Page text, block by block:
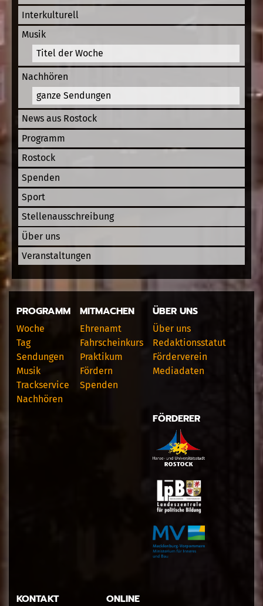
Interkulturell
Musik
Titel der Woche
Nachhören
ganze Sendungen
News aus Rostock
Programm
Rostock
Spenden
Sport
Stellenausschreibung
Über uns
Veranstaltungen
PROGRAMM
Woche
Tag
Sendungen
Musik
Trackservice
Nachhören
MITMACHEN
Ehrenamt
Fahrscheinkurs
Praktikum
Fördern
Spenden
ÜBER UNS
Über uns
Redaktionsstatut
Förderverein
Mediadaten
FÖRDERER
KONTAKT ONLINE